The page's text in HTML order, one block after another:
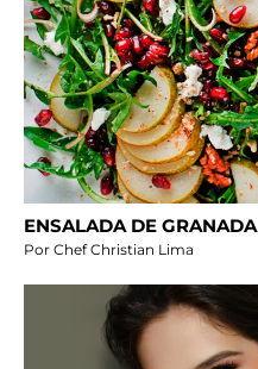
ENSALADA DE GRANADA
Por Chef Christian Lima